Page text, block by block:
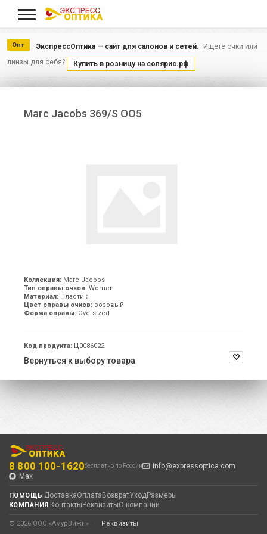
Опт ЭкспрессОптика — сайт для салонов и сетей.
Ищете очки или
линзы для себя?
Купить в розницу на солярис.рф
Marc Jacobs 369/S OO5
Коллекция: Marc Jacobs
Тип оправы очков: Women
Материал: Пластик
Цвет оправы очков: розовый
Форма оправы: Oversized
Код продукта: Ц0086022
Вернуться к выбору товара
8 800 100-1620бесплатно по России
info@expressoptica.com
Max
ПОМОЩЬ ДоставкаОплата ВозвратУходРазмеры
КОМПАНИЯ Контакты РеквизитыО компании
© 2026 ООО «АмурВижн» · Реквизиты